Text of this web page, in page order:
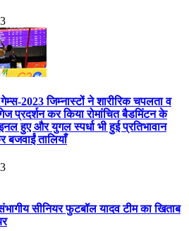
2023 जिम्नास्टों ने शारीरिक चपलता व
प्रदर्शन कर किया रोमांचित बैडमिंटन के
हुए और युगल स्पर्धा भी हुई प्रतिभावान
तालियाँ
संभागीय सीनियर फुटबॉल यादव टीम का खिताब